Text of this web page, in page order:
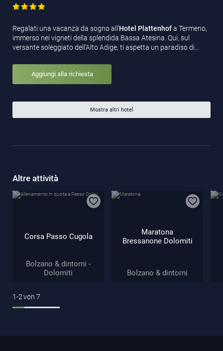
Regalati una vacanza da sogno all’Hotel Plattenhofa Termeno,
immerso nei vigneti della splendida Bassa Atesina. Qui, sul
versante soleggiato dell’Alto Adige, ti aspetta un paradiso di…
Aggiungi alla richiesta
Mostra altri hotel
Altre attività
Corsa Passo Cugola
Bolzano & dintorni -
Dolomiti
Maratona
Bressanone Dolomiti
Bolzano & dintorni
1-2von 7